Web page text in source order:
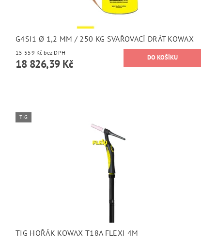
G4SI1 Ø 1,2 MM / 250 KG SVAŘOVACÍ DRÁT KOWAX
15 559 Kč bez DPH
18 826,39 Kč
TIG
TIG HOŘÁK KOWAX T18A FLEXI 4M